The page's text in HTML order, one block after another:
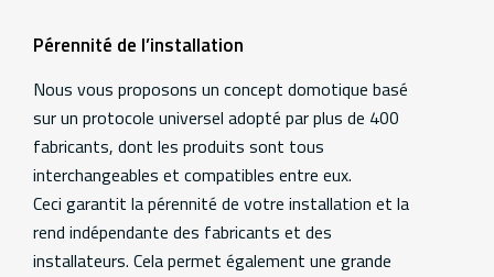
Services
information
Pérennité de l’installation
Nous vous proposons un concept domotique basé
sur un protocole universel adopté par plus de 400
fabricants, dont les produits sont tous
interchangeables et compatibles entre eux.
Ceci garantit la pérennité de votre installation et la
rend indépendante des fabricants et des
installateurs. Cela permet également une grande